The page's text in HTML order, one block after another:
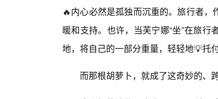
🔥内心必然是孤独而沉重的。旅行者
暖和支持。也许，当芙宁娜“坐”在旅
地，将自己的一部分重量，轻轻地💡托
而那根胡萝卜，就成了这奇妙的、